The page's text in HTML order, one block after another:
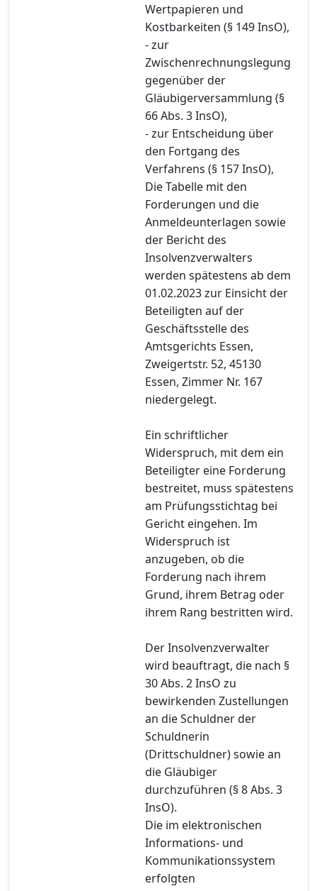
Wertpapieren und
Kostbarkeiten (§ 149 InsO),
- zur
Zwischenrechnungslegung
gegenüber der
Gläubigerversammlung (§
66 Abs. 3 InsO),
- zur Entscheidung über
den Fortgang des
Verfahrens (§ 157 InsO),
Die Tabelle mit den
Forderungen und die
Anmeldeunterlagen sowie
der Bericht des
Insolvenzverwalters
werden spätestens ab dem
01.02.2023 zur Einsicht der
Beteiligten auf der
Geschäftsstelle des
Amtsgerichts Essen,
Zweigertstr. 52, 45130
Essen, Zimmer Nr. 167
niedergelegt.
Ein schriftlicher
Widerspruch, mit dem ein
Beteiligter eine Forderung
bestreitet, muss spätestens
am Prüfungsstichtag bei
Gericht eingehen. Im
Widerspruch ist
anzugeben, ob die
Forderung nach ihrem
Grund, ihrem Betrag oder
ihrem Rang bestritten wird.
Der Insolvenzverwalter
wird beauftragt, die nach §
30 Abs. 2 InsO zu
bewirkenden Zustellungen
an die Schuldner der
Schuldnerin
(Drittschuldner) sowie an
die Gläubiger
durchzuführen (§ 8 Abs. 3
InsO).
Die im elektronischen
Informations- und
Kommunikationssystem
erfolgten